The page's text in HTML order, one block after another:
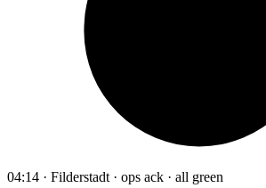
04:14 · Filderstadt · ops ack · all green